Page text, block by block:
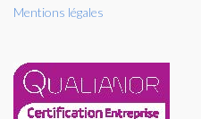
Mentions légales